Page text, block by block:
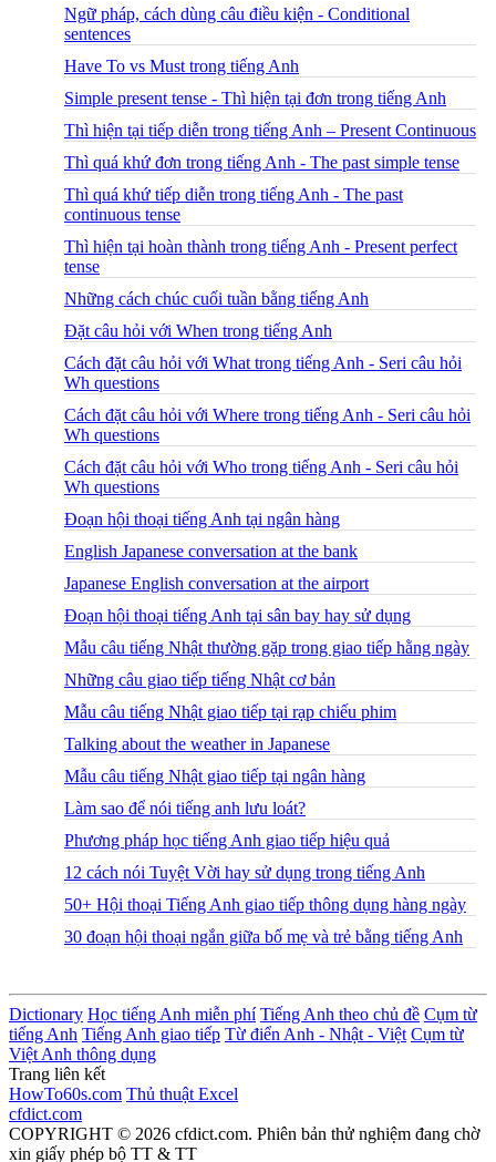
Ngữ pháp, cách dùng câu điều kiện - Conditional
sentences
Have To vs Must trong tiếng Anh
Simple present tense - Thì hiện tại đơn trong tiếng Anh
Thì hiện tại tiếp diễn trong tiếng Anh – Present Continuous
Thì quá khứ đơn trong tiếng Anh - The past simple tense
Thì quá khứ tiếp diễn trong tiếng Anh - The past
continuous tense
Thì hiện tại hoàn thành trong tiếng Anh - Present perfect
tense
Những cách chúc cuối tuần bằng tiếng Anh
Đặt câu hỏi với When trong tiếng Anh
Cách đặt câu hỏi với What trong tiếng Anh - Seri câu hỏi
Wh questions
Cách đặt câu hỏi với Where trong tiếng Anh - Seri câu hỏi
Wh questions
Cách đặt câu hỏi với Who trong tiếng Anh - Seri câu hỏi
Wh questions
Đoạn hội thoại tiếng Anh tại ngân hàng
English Japanese conversation at the bank
Japanese English conversation at the airport
Đoạn hội thoại tiếng Anh tại sân bay hay sử dụng
Mẫu câu tiếng Nhật thường gặp trong giao tiếp hằng ngày
Những câu giao tiếp tiếng Nhật cơ bản
Mẫu câu tiếng Nhật giao tiếp tại rạp chiếu phim
Talking about the weather in Japanese
Mẫu câu tiếng Nhật giao tiếp tại ngân hàng
Làm sao để nói tiếng anh lưu loát?
Phương pháp học tiếng Anh giao tiếp hiệu quả
12 cách nói Tuyệt Vời hay sử dụng trong tiếng Anh
50+ Hội thoại Tiếng Anh giao tiếp thông dụng hàng ngày
30 đoạn hội thoại ngắn giữa bố mẹ và trẻ bằng tiếng Anh
Dictionary Học tiếng Anh miễn phí Tiếng Anh theo chủ đề Cụm từ
tiếng Anh Tiếng Anh giao tiếp Từ điển Anh - Nhật - Việt Cụm từ
Việt Anh thông dụng
Trang liên kết
HowTo60s.com Thủ thuật Excel
cfdict.com
COPYRIGHT © 2026 cfdict.com. Phiên bản thử nghiệm đang chờ
xin giấy phép bộ TT & TT